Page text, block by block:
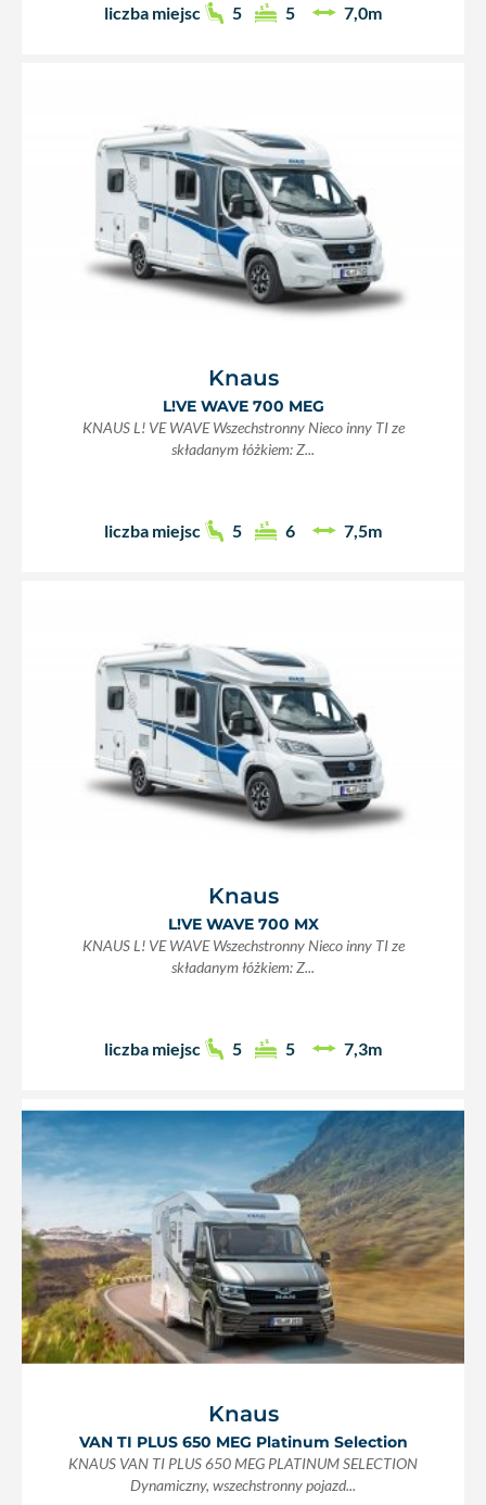
liczba miejsc 5 5 7,0m
Knaus
L!VE WAVE 700 MEG
KNAUS L! VE WAVE Wszechstronny Nieco inny TI ze
składanym łóżkiem: Z...
liczba miejsc 5 6 7,5m
Knaus
L!VE WAVE 700 MX
KNAUS L! VE WAVE Wszechstronny Nieco inny TI ze
składanym łóżkiem: Z...
liczba miejsc 5 5 7,3m
Knaus
VAN TI PLUS 650 MEG Platinum Selection
KNAUS VAN TI PLUS 650 MEG PLATINUM SELECTION
Dynamiczny, wszechstronny pojazd...